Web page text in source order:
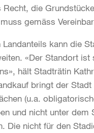
die
gemäss
kann die
«Der Standort
hält Stadträtin
bringt der
(u.a.
und nicht unter
Die nicht für den